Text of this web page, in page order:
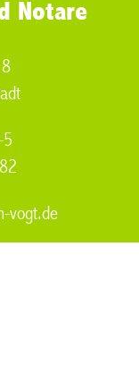
Notare
vogt.de